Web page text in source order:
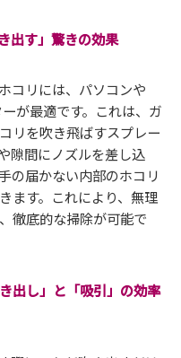
出す」驚きの効果
コリには、パソコンや
が最適です。これは、ガ
リを吹き飛ばすスプレー
隙間にノズルを差し込
の届かない内部のホコリ
ます。これにより、無理
徹底的な掃除が可能で
出し」と「吸引」の効率